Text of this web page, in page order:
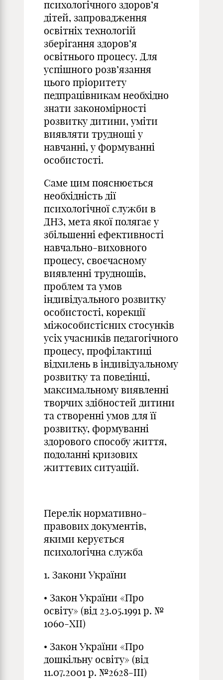
психологічного здоров’я
дітей, запровадження
освітніх технологій
зберігання здоров’я
освітнього процесу. Для
успішного розв’язання
цього пріоритету
педпрацівникам необхідно
знати закономірності
розвитку дитини, уміти
виявляти труднощі у
навчанні, у формуванні
особистості.
Саме цим пояснюється
необхідність дії
психологічної служби в
ДНЗ, мета якої полягає у
збільшенні ефективності
навчально-виховного
процесу, своєчасному
виявленні труднощів,
проблем та умов
індивідуального розвитку
особистості, корекції
міжособистісних стосунків
усіх учасників педагогічного
процесу, профілактиці
відхилень в індивідуальному
розвитку та поведінці,
максимальному виявленні
творчих здібностей дитини
та створенні умов для її
розвитку, формуванні
здорового способу життя,
подоланні кризових
життєвих ситуацій.
Перелік нормативно-
правових документів,
якими керується
психологічна служба
1. Закони України
• Закон України «Про
освіту» (від 23.05.1991 р. №
1060-ХІІ)
• Закон України «Про
дошкільну освіту» (від
11.07.2001 р. №2628-ІІІ)